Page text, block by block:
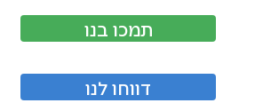
תמכו בנו
דווחו לנו